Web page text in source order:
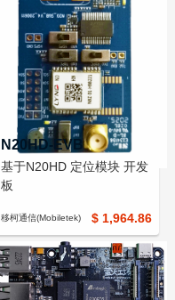
N20HD-EVB
基于N20HD 定位模块 开发
板
移柯通信(Mobiletek) $ 1,964.86